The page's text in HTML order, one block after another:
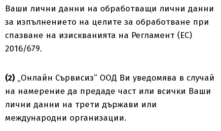
Ваши лични данни на обработващи лични данни
за изпълнението на целите за обработване при
спазване на изискванията на Регламент (ЕС)
2016/679.
(2) „Онлайн Сървисиз“ ООД Ви уведомява в случай
на намерение да предаде част или всички Ваши
лични данни на трети държави или
международни организации.